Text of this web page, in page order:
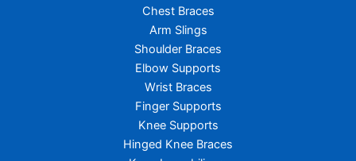
Chest Braces
Arm Slings
Shoulder Braces
Elbow Supports
Wrist Braces
Finger Supports
Knee Supports
Hinged Knee Braces